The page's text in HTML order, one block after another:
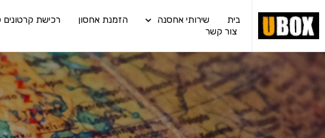
בית שירותי אחסנה הזמנת אחסון רכישת
צור קשר